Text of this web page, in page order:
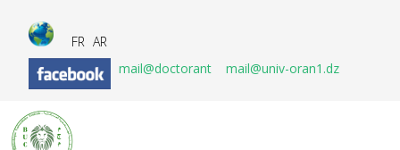
FR AR
mail@doctorant
mail@univ-oran1.dz